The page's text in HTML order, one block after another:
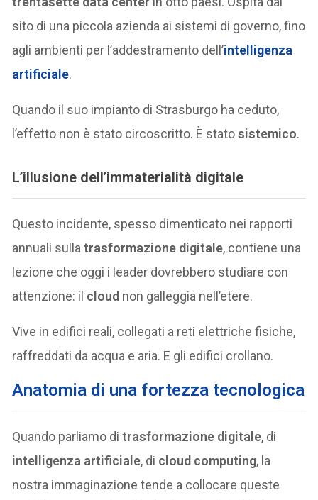
sito di una piccola azienda ai sistemi di governo, fino
agli ambienti per l’addestramento dell’intelligenza
artificiale.
Quando il suo impianto di Strasburgo ha ceduto,
l’effetto non è stato circoscritto. È statosistemico.
L’illusione dell’immaterialità digitale
Questo incidente, spesso dimenticato nei rapporti
annuali sullatrasformazione digitale, contiene una
lezione che oggi i leader dovrebbero studiare con
attenzione: il cloud non galleggia nell’etere.
Vive in edifici reali, collegati a reti elettriche fisiche,
raffreddati da acqua e aria. E gli edifici crollano.
Anatomia di una fortezza tecnologica
Quando parliamo ditrasformazione digitale, di
intelligenza artificiale, di cloud computing, la
nostra immaginazione tende a collocare queste